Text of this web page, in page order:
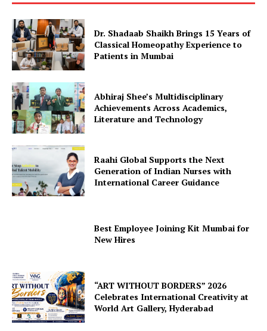
Dr. Shadaab Shaikh Brings 15 Years of
Classical Homeopathy Experience to
Patients in Mumbai
Abhiraj Shee’s Multidisciplinary
Achievements Across Academics,
Literature and Technology
Raahi Global Supports the Next
Generation of Indian Nurses with
International Career Guidance
Best Employee Joining Kit Mumbai for
New Hires
“ART WITHOUT BORDERS” 2026
Celebrates International Creativity at
World Art Gallery, Hyderabad